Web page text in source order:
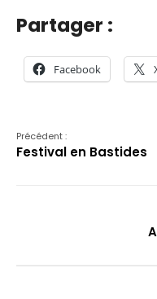
Partager :
Facebook
Précédent :
Festival en Bastides